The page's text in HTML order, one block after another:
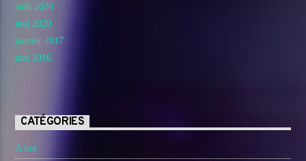
août 2020
mai 2020
janvier 2017
mai 2016
CATÉGORIES
A lire